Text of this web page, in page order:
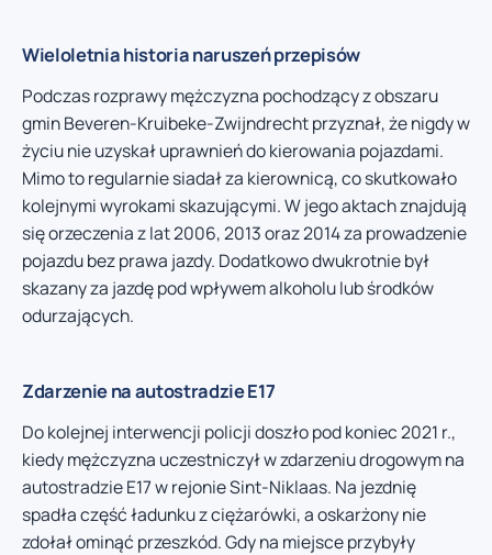
Wieloletnia historia naruszeń przepisów
Podczas rozprawy mężczyzna pochodzący z obszaru
gmin Beveren-Kruibeke-Zwijndrecht przyznał, że nigdy w
życiu nie uzyskał uprawnień do kierowania pojazdami.
Mimo to regularnie siadał za kierownicą, co skutkowało
kolejnymi wyrokami skazującymi. W jego aktach znajdują
się orzeczenia z lat 2006, 2013 oraz 2014 za prowadzenie
pojazdu bez prawa jazdy. Dodatkowo dwukrotnie był
skazany za jazdę pod wpływem alkoholu lub środków
odurzających.
Zdarzenie na autostradzie E17
Do kolejnej interwencji policji doszło pod koniec 2021 r.,
kiedy mężczyzna uczestniczył w zdarzeniu drogowym na
autostradzie E17 w rejonie Sint-Niklaas. Na jezdnię
spadła część ładunku z ciężarówki, a oskarżony nie
zdołał ominąć przeszkód. Gdy na miejsce przybyły